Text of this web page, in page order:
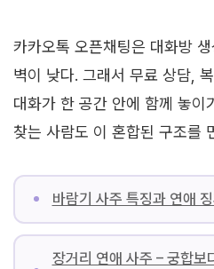
카카오톡 오픈채팅은 대화방
벽이 낮다. 그래서 무료 상담,
대화가 한 공간 안에 함께 놓이
찾는 사람도 이 혼합된 구조를
바람기 사주 특징과 연애
장거리 연애 사주 – 궁합보